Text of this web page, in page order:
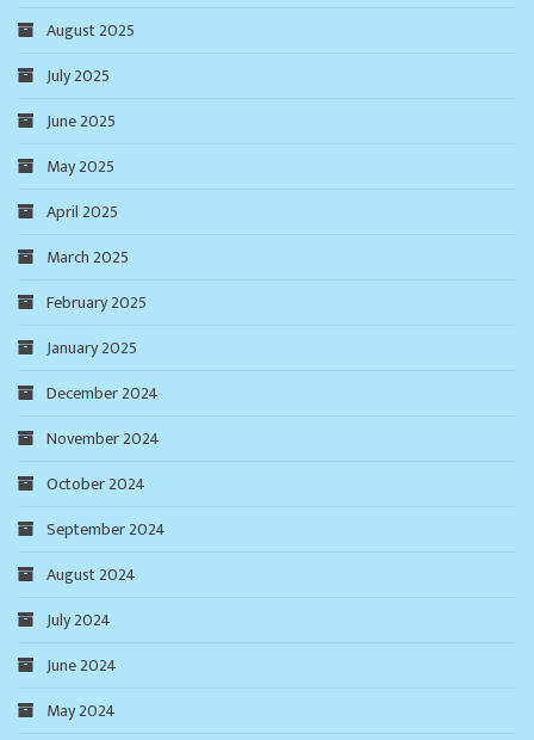
August 2025
July 2025
June 2025
May 2025
April 2025
March 2025
February 2025
January 2025
December 2024
November 2024
October 2024
September 2024
August 2024
July 2024
June 2024
May 2024